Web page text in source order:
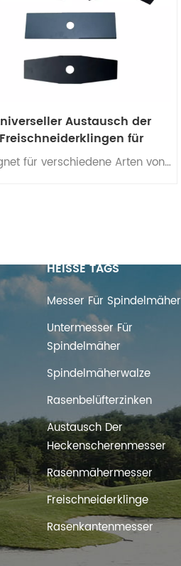
WEITERLESEN
Austausch der
Freischneiderklingen für
Unkrautfresser
Geeignet für verschiedene Arten von Freischneidern.
WEITERLESEN
HEISSE TAGS
Messer Für Spindelmäher
Untermesser Für
Spindelmäher
Spindelmäherwalze
Rasenbelüfterzinken
Austausch Der
Heckenscherenmesser
Rasenmähermesser
Freischneiderklinge
Rasenkantenmesser